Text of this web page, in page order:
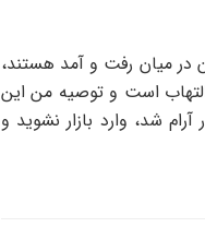
همچنان در میان رفت و آمد هستند،
است و توصیه من این
شد، وارد بازار نشوید و